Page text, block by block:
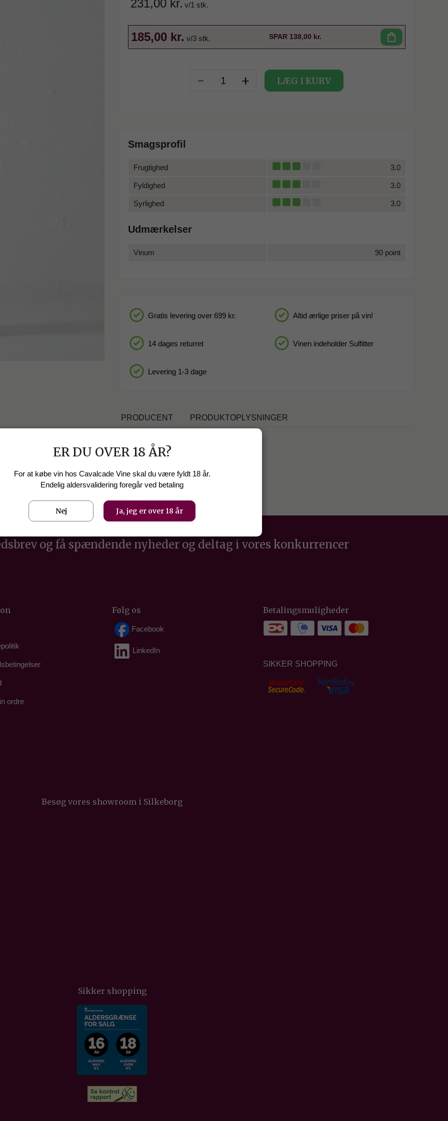
231,00 kr. v/1 stk.
185,00 kr. v/3 stk. SPAR 138,00 kr. shopping_bag
- + LÆG I KURV
Smagsprofil
Frugtighed 3.0
Fyldighed 3.0
Syrlighed 3.0
Udmærkelser
Vinum 90 point
Gratis levering over 699 kr.
14 dages returret
Levering 1-3 dage
Altid ærlige priser på vin!
Vinen indeholder Sulfitter
PRODUCENT PRODUKTOPLYSNINGER
og få spændende nyheder og deltag i vores konkurrencer
ordre
Følg os
Facebook
LinkedIn
Betalingsmuligheder
SIKKER SHOPPING
Besøg vores showroom i Silkeborg
Sikker shopping
ER DU OVER 18 ÅR?
For at købe vin hos Cavalcade Vine skal du være fyldt 18 år.
Endelig aldersvalidering foregår ved betaling
Nej Ja, jeg er over 18 år